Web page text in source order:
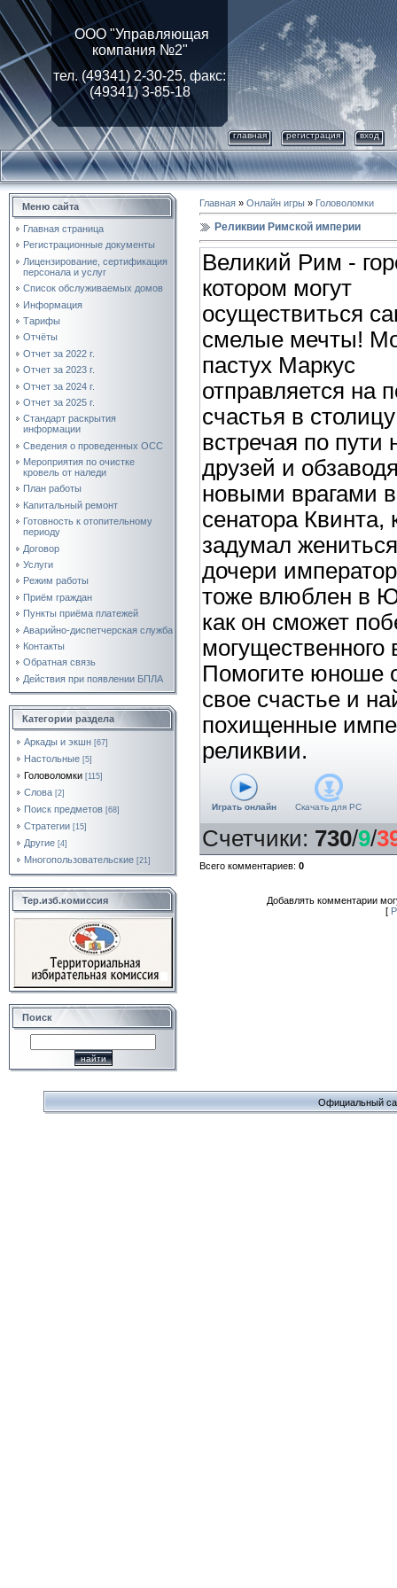
ООО "Управляющая
компания №2"
тел. (49341) 2-30-25, факс:
(49341) 3-85-18
главная регистрация вход
Меню сайта
Главная страница
Регистрационные документы
Лицензирование, cертификация
персонала и услуг
Список обслуживаемых домов
Информация
Тарифы
Отчёты
Отчет за 2022 г.
Отчет за 2023 г.
Отчет за 2024 г.
Отчет за 2025 г.
Стандарт раскрытия
информации
Сведения о проведенных ОСС
Мероприятия по очистке
кровель от наледи
План работы
Капитальный ремонт
Готовность к отопительному
периоду
Договор
Услуги
Режим работы
Приём граждан
Пункты приёма платежей
Аварийно-диспетчерская служба
Контакты
Обратная связь
Действия при появлении БПЛА
Категории раздела
Аркады и экшн [67]
Настольные [5]
Головоломки [115]
Слова [2]
Поиск предметов [68]
Стратегии [15]
Другие [4]
Многопользовательские [21]
Тер.изб.комиссия
Поиск
Главная » Онлайн игры » Головоломки
Реликвии Римской империи
Великий Рим -
котором могут
осуществиться
смелые мечты!
пастух Маркус
отправляется на
счастья в
встречая по пути
друзей и
новыми врагами
сенатора Квинта,
задумал
дочери
тоже влюблен в
как он сможет
могущественного
Помогите юноше
свое счастье и
похищенные
реликвии.
Играть онлайн Скачать для PC
Счетчики: 730/9/
Всего комментариев: 0
Добавлять комментарии
[
Официальный сайт